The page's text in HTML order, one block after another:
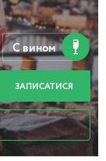
ЗАПИСАТИСЯ
С вином